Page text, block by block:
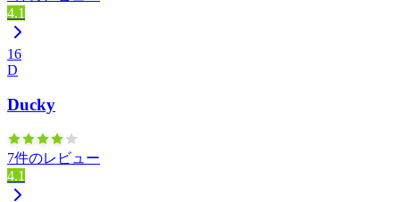
4.1
16
D
Ducky
7件のレビュー
4.1